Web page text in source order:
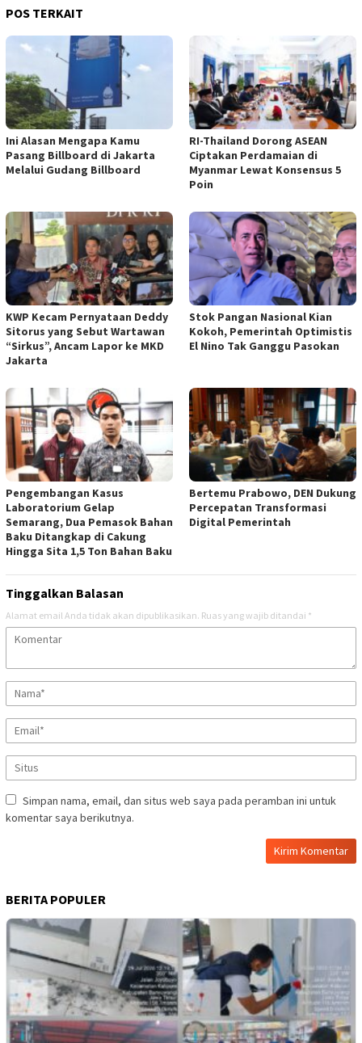
POS TERKAIT
Ini Alasan Mengapa Kamu
Pasang Billboard di Jakarta
Melalui Gudang Billboard
RI-Thailand Dorong ASEAN
Ciptakan Perdamaian di
Myanmar Lewat Konsensus 5
Poin
KWP Kecam Pernyataan Deddy
Sitorus yang Sebut Wartawan
“Sirkus”, Ancam Lapor ke MKD
Jakarta
Stok Pangan Nasional Kian
Kokoh, Pemerintah Optimistis
El Nino Tak Ganggu Pasokan
Pengembangan Kasus
Laboratorium Gelap
Semarang, Dua Pemasok Bahan
Baku Ditangkap di Cakung
Hingga Sita 1,5 Ton Bahan Baku
Bertemu Prabowo, DEN Dukung
Percepatan Transformasi
Digital Pemerintah
Tinggalkan Balasan
Alamat email Anda tidak akan dipublikasikan. Ruas yang wajib ditandai *
Simpan nama, email, dan situs web saya pada peramban ini untuk
komentar saya berikutnya.
BERITA POPULER